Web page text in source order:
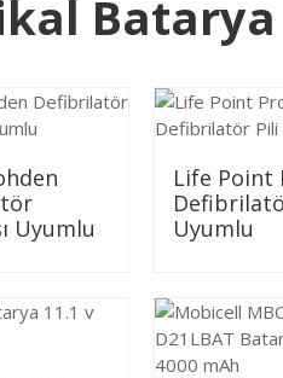
Uyumlu
Life Point
Uyumlu